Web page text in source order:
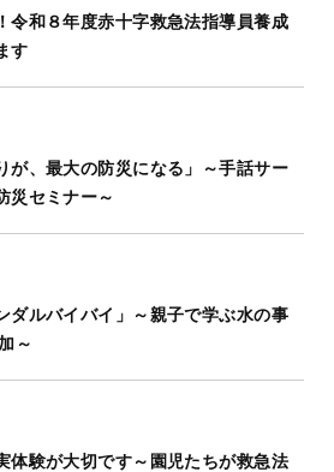
令和８年度赤十字救急法指導員養成
す
が、最大の防災になる」～手話サー
災セミナー～
ダルバイバイ」～親子で学ぶ水の事
～
体験が大切です～園児たちが救急法